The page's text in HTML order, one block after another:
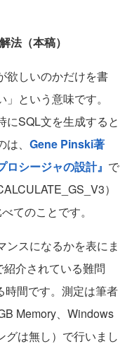
法（本稿）
欲しいのかだけを書
という意味です。
にSQL文を生成すると
、 Gene Pinski著
ロシージャの設計』 で
）
てのことです。
スになるかを表にま
介されている難問
時間です。測定は筆者
Memory、Windows
は無し）で行いまし